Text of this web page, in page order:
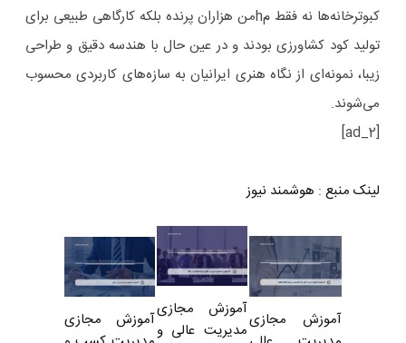
کبوترخانه‌ها نه فقط مhمن هزاران پرنده بلکه کارگاهی طبیعی برای
تولید کود کشاورزی بودند و در عین حال با هندسه دقیق و طراحی
زیبا، نمونه‌ای از نگاه هنری ایرانیان به سازه‌های کاربردی محسوب
می‌شوند.
[ad_2]
لینک منبع : هوشمند نیوز
آموزش مجازیآموزش مجازی
مدیریت عالی وآموزش مجازی